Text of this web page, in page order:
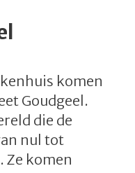
komen
Goudgeel.
die de
nul tot
Ze komen